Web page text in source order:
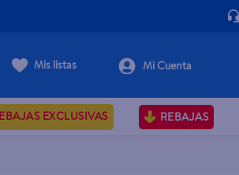
Mis listas
EXCLUSIVAS REBAJAS